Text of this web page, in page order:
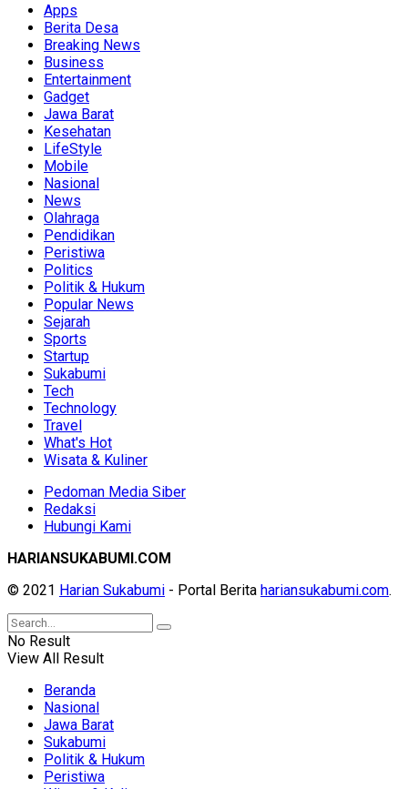
Apps
Berita Desa
Breaking News
Business
Entertainment
Gadget
Jawa Barat
Kesehatan
LifeStyle
Mobile
Nasional
News
Olahraga
Pendidikan
Peristiwa
Politics
Politik & Hukum
Popular News
Sejarah
Sports
Startup
Sukabumi
Tech
Technology
Travel
What's Hot
Wisata & Kuliner
Pedoman Media Siber
Redaksi
Hubungi Kami
HARIANSUKABUMI.COM
© 2021 Harian Sukabumi - Portal Berita hariansukabumi.com.
No Result
View All Result
Beranda
Nasional
Jawa Barat
Sukabumi
Politik & Hukum
Peristiwa